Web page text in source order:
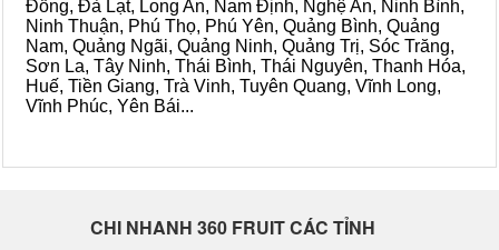
Đồng, Đà Lạt, Long An, Nam Định, Nghệ An, Ninh Bình,
Ninh Thuận, Phú Thọ, Phú Yên, Quảng Bình, Quảng
Nam, Quảng Ngãi, Quảng Ninh, Quảng Trị, Sóc Trăng,
Sơn La, Tây Ninh, Thái Bình, Thái Nguyên, Thanh Hóa,
Huế, Tiền Giang, Trà Vinh, Tuyên Quang, Vĩnh Long,
Vĩnh Phúc, Yên Bái...
CHI NHANH 360 FRUIT CÁC TỈNH